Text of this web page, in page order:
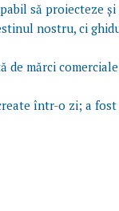
să proiecteze
nostru, ci
de mărci
într-o zi; a